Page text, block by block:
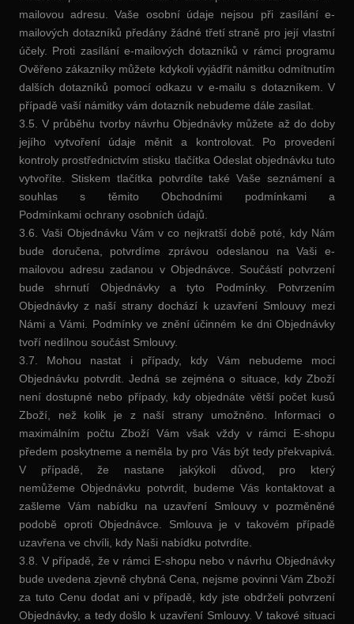
mailovou adresu. Vaše osobní údaje nejsou při zasílání e-
mailových dotazníků předány žádné třetí straně pro její vlastní
účely. Proti zasílání e-mailových dotazníků v rámci programu
Ověřeno zákazníky můžete kdykoli vyjádřit námitku odmítnutím
dalších dotazníků pomocí odkazu v e-mailu s dotazníkem. V
případě vaší námitky vám dotazník nebudeme dále zasílat.
3.5. V průběhu tvorby návrhu Objednávky můžete až do doby
jejího vytvoření údaje měnit a kontrolovat. Po provedení
kontroly prostřednictvím stisku tlačítka Odeslat objednávku tuto
vytvoříte. Stiskem tlačítka potvrdíte také Vaše seznámení a
souhlas s těmito Obchodními podmínkami a
Podmínkami ochrany osobních údajů.
3.6. Vaši Objednávku Vám v co nejkratší době poté, kdy Nám
bude doručena, potvrdíme zprávou odeslanou na Vaši e-
mailovou adresu zadanou v Objednávce. Součástí potvrzení
bude shrnutí Objednávky a tyto Podmínky. Potvrzením
Objednávky z naší strany dochází k uzavření Smlouvy mezi
Námi a Vámi. Podmínky ve znění účinném ke dni Objednávky
tvoří nedílnou součást Smlouvy.
3.7. Mohou nastat i případy, kdy Vám nebudeme moci
Objednávku potvrdit. Jedná se zejména o situace, kdy Zboží
není dostupné nebo případy, kdy objednáte větší počet kusů
Zboží, než kolik je z naší strany umožněno. Informaci o
maximálním počtu Zboží Vám však vždy v rámci E-shopu
předem poskytneme a neměla by pro Vás být tedy překvapivá.
V případě, že nastane jakýkoli důvod, pro který
nemůžeme Objednávku potvrdit, budeme Vás kontaktovat a
zašleme Vám nabídku na uzavření Smlouvy v pozměněné
podobě oproti Objednávce. Smlouva je v takovém případě
uzavřena ve chvíli, kdy Naši nabídku potvrdíte.
3.8. V případě, že v rámci E-shopu nebo v návrhu Objednávky
bude uvedena zjevně chybná Cena, nejsme povinni Vám Zboží
za tuto Cenu dodat ani v případě, kdy jste obdrželi potvrzení
Objednávky, a tedy došlo k uzavření Smlouvy. V takové situaci